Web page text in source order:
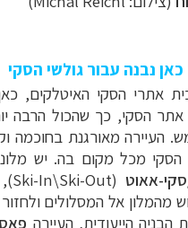
נבנה עבור גולשי הסקי
אתרי הסקי האיטלקים,
אתר הסקי, כך שהכול הרבה
. העיירה מאורגנת בחוכמה
הסקי מכל מקום בה. יש
סקי-אאוט (
Ski-In\Ski-Out
מהמלון אל המסלולים
הבניה הייעודית, העיירה